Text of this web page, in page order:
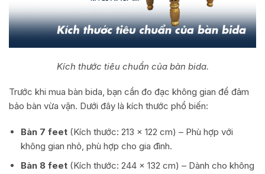
Kích thước tiêu chuẩn của bàn bida.
Trước khi mua bàn bida, bạn cần đo đạc không gian để đảm
bảo bàn vừa vặn. Dưới đây là kích thước phổ biến:
Bàn 7 feet(Kích thước: 213 x 122 cm) – Phù hợp với
không gian nhỏ, phù hợp cho gia đình.
Bàn 8 feet(Kích thước: 244 x 132 cm) – Dành cho không